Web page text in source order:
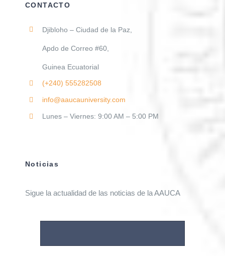
CONTACTO
Djibloho – Ciudad de la Paz,
Apdo de Correo #60,
Guinea Ecuatorial
(+240) 555282508
info@aaucauniversity.com
Lunes – Viernes: 9:00 AM – 5:00 PM
Noticias
Sigue la actualidad de las noticias de la AAUCA